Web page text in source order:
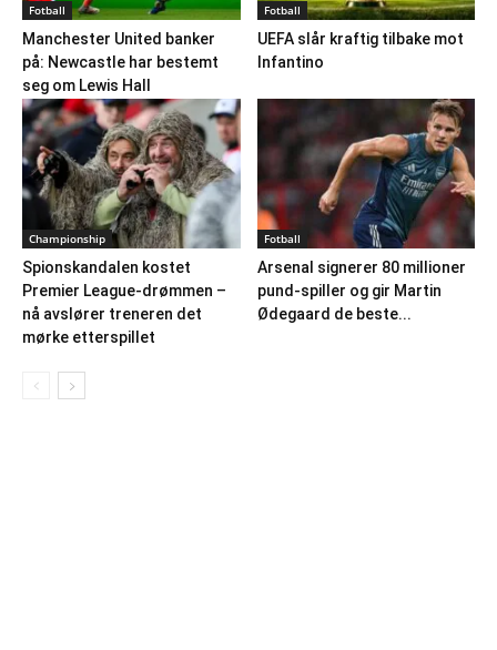
Fotball
Manchester United banker
på: Newcastle har bestemt
seg om Lewis Hall
Fotball
UEFA slår kraftig tilbake mot
Infantino
Championship
Spionskandalen kostet
Premier League-drømmen –
nå avslører treneren det
mørke etterspillet
Fotball
Arsenal signerer 80 millioner
pund-spiller og gir Martin
Ødegaard de beste...